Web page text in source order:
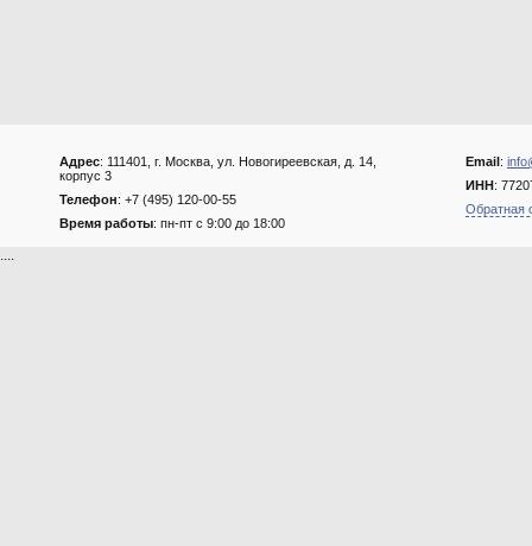
Адрес: 111401, г. Москва, ул. Новогиреевская, д. 14,
корпус 3
Телефон: +7 (495) 120-00-55
Время работы: пн-пт с 9:00 до 18:00
Email:
ИНН:
Обратная
....